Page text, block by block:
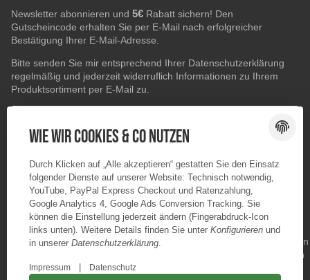
Newsletter abonnieren und 5€ Rabatt sichern! Den
Gutscheincode erhalten Sie per E-Mail nach erfolgreicher
Bestätigung Ihrer E-Mail-Adresse.
Bitte senden Sie mir entsprechend Ihrer Datenschutzerklärung
regelmäßig und jederzeit widerruflich Informationen zu Ihrem
Produktsortiment per E-Mail zu.
ABONNIEREN
Wie wir Cookies & Co nutzen
Durch Klicken auf „Alle akzeptieren“ gestatten Sie den Einsatz
folgender Dienste auf unserer Website: Technisch notwendig,
YouTube, PayPal Express Checkout und Ratenzahlung,
Google Analytics 4, Google Ads Conversion Tracking. Sie
können die Einstellung jederzeit ändern (Fingerabdruck-Icon
links unten). Weitere Details finden Sie unter Konfigurieren und
in unserer Datenschutzerklärung.
Impressum Datenschutz